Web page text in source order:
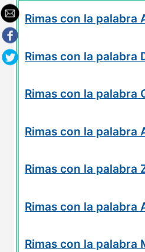
Rimas con la palabra
Rimas con la palabra
Rimas con la palabra
Rimas con la palabra
Rimas con la palabra
Rimas con la palabra
Rimas con la palabra